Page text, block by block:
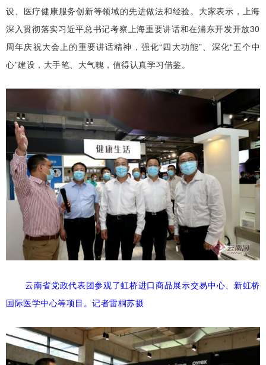
设、医疗健康服务创新等领域的先进做法和经验。大家表示，上海
深入贯彻落实习近平总书记考察上海重要讲话和在浦东开发开放30
周年庆祝大会上的重要讲话精神，强化“四大功能”、深化“五个中
心”建设，大手笔、大气魄，值得认真学习借鉴。
云南省党政代表团参观了虹桥进口商品展示交易中心、新虹桥
国际医学中心等项目。记者雷桐苏摄